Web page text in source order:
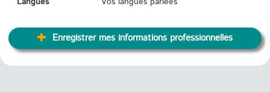
Enregistrer mes informations professionnelles